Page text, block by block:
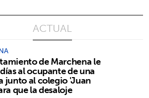
ACTUAL
de Marchena le
al ocupante de una
junto al colegio 'Juan
que la desaloje